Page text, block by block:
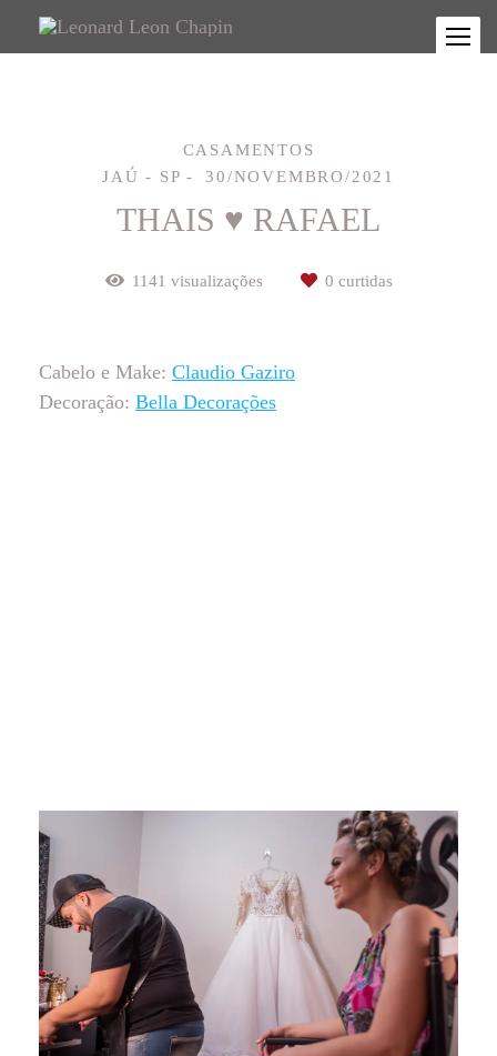
CASAMENTOS
JAÚ - SP
30/NOVEMBRO/2021
THAIS ♥ RAFAEL
1141 visualizações 0 curtidas
Cabelo e Make: Claudio Gaziro
Decoração: Bella Decorações